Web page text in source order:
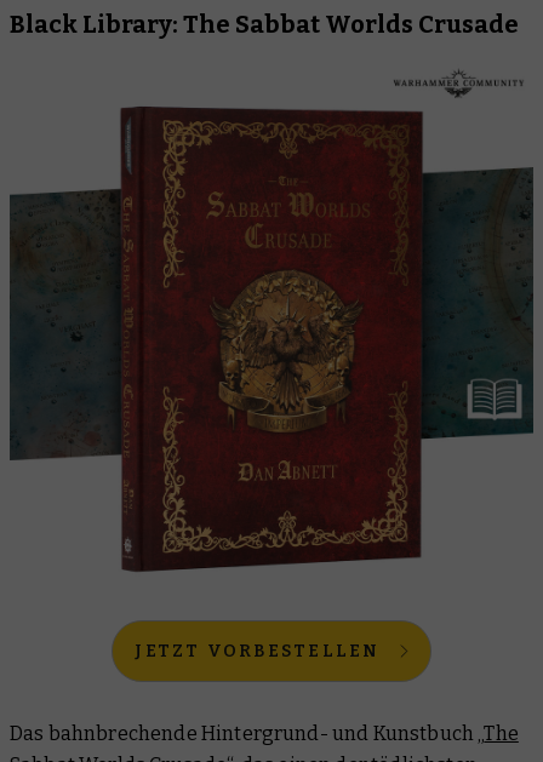
Black Library: The Sabbat Worlds Crusade
JETZT VORBESTELLEN
Das bahnbrechende Hintergrund- und Kunstbuch „The